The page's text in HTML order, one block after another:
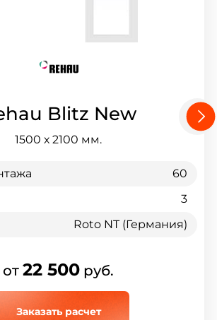
Blitz New
1500 х 2100 мм.
60
3
Roto NT (Германия)
от22 500 руб.
Заказать расчет